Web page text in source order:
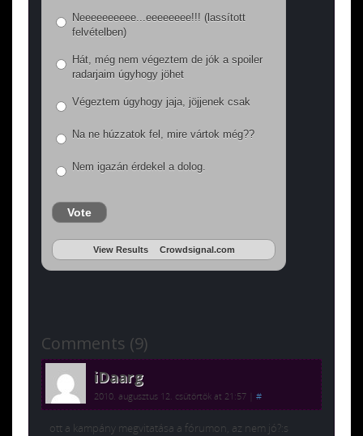
Neeeeeeeeee...eeeeeeee!!! (lassított
felvételben)
Hát, még nem végeztem de jók a spoiler
radarjaim úgyhogy jöhet
Végeztem úgyhogy jaja, jöjjenek csak
Na ne húzzatok fel, mire vártok még??
Nem igazán érdekel a dolog.
Vote
View Results Crowdsignal.com
Comments (9)
iDaarg
2010. augusztus 12. csütörtök at 21:57 #
ott a kampány megvitatása a fórumon, az nem jó?:s